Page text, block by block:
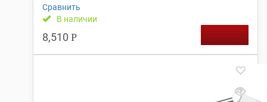
Сравнить
В наличии
8,510 Р